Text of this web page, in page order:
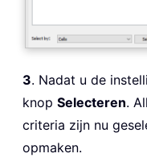
3. Nadat u de
knop Selecteren.
criteria zijn nu
opmaken.